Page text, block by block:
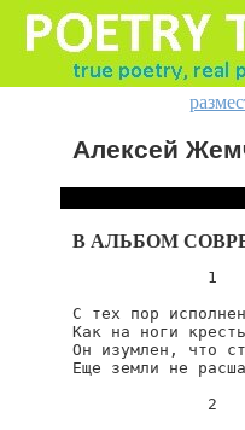
Алексей
В АЛЬБОМ
              1
С тех пор
Как на ноги
Он изумлен, что
Еще земли не
              2